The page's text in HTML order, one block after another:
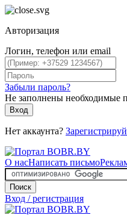
Авторизация
Логин, телефон или email
Забыли пароль?
Не заполнены необходимые
Вход
Нет аккаунта?
О насНаписать письмо
Поиск
Вход / регистрация